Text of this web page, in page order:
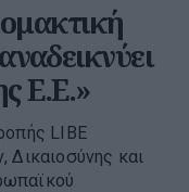
Ε.Ε.»
LIBE
Δικαιοσύνης και